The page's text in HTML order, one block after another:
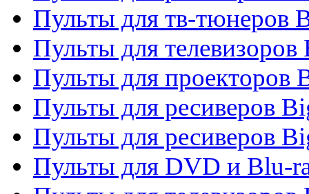
Пульты для тв-тюнеров
Пульты для телевизоров
Пульты для проекторов
Пульты для ресиверов
Пульты для ресиверов
Пульты для DVD и Blu-